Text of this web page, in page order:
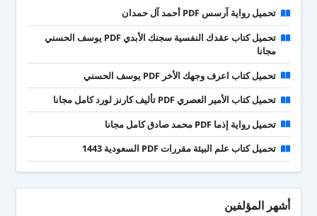
تحميل رواية آرسس PDF أحمد آل حمدان
تحميل كتاب عقدك النفسية سجنك الأبدي PDF يوسف الحسني
مجانا
تحميل كتاب اعرف وجهك الأخر PDF يوسف الحسني
تحميل كتاب الأمير العصري PDF تأليف كارنز لورد كامل مجانا
تحميل رواية إذما PDF محمد صادق كامل مجانا
تحميل كتاب علم البيئة مقررات PDF السعودية 1443
أشهر المؤلفين